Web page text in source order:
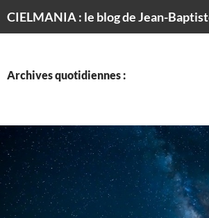
Archives quotidiennes :